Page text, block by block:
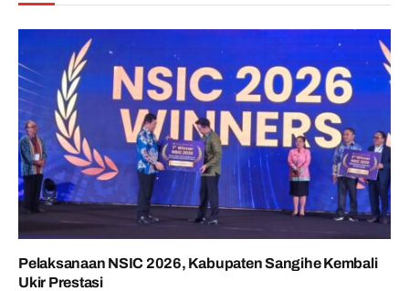
Pelaksanaan NSIC 2026, Kabupaten Sangihe Kembali
Ukir Prestasi